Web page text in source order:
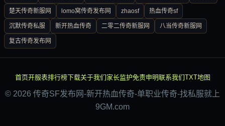
楚天传奇新服网 lomo窝传奇发布网 zhaosf 热血传奇sf
沉默传奇私服 新开热血传奇 二零二传奇新服网 八当传奇新服网
复古传奇发布网
首页开服表排行榜下载关于我们 家长监护免责申明联系我们TXT地图
© 2026 传奇SF发布网-新开热血传奇-单职业传奇-找私服就上
9GM.com